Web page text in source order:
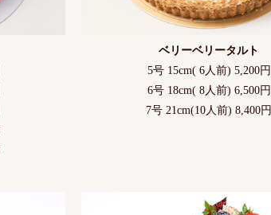
ベリーベリータルト
5号 15cm( 6人前) 5,200円
6号 18cm( 8人前) 6,500円
7号 21cm(10人前) 8,400円